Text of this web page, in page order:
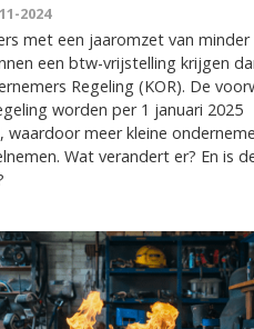
2024
met een jaaromzet van minder
een btw-vrijstelling krijgen
Regeling (KOR). De
worden per 1 januari 2025
waardoor meer kleine
Wat verandert er? En is